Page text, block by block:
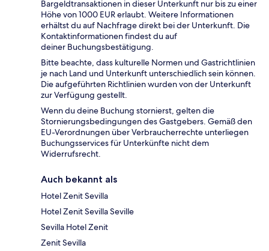
Bargeldtransaktionen in dieser Unterkunft nur bis zu einer
Höhe von 1000 EUR erlaubt. Weitere Informationen
erhältst du auf Nachfrage direkt bei der Unterkunft. Die
Kontaktinformationen findest du auf
deiner Buchungsbestätigung.
Bitte beachte, dass kulturelle Normen und Gastrichtlinien
je nach Land und Unterkunft unterschiedlich sein können.
Die aufgeführten Richtlinien wurden von der Unterkunft
zur Verfügung gestellt.
Wenn du deine Buchung stornierst, gelten die
Stornierungsbedingungen des Gastgebers. Gemäß den
EU-Verordnungen über Verbraucherrechte unterliegen
Buchungsservices für Unterkünfte nicht dem
Widerrufsrecht.
Auch bekannt als
Hotel Zenit Sevilla
Hotel Zenit Sevilla Seville
Sevilla Hotel Zenit
Zenit Sevilla